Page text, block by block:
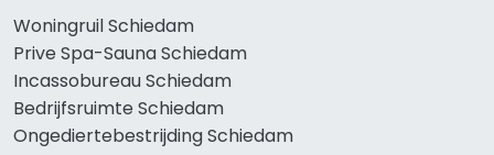
Woningruil Schiedam
Prive Spa-Sauna Schiedam
Incassobureau Schiedam
Bedrijfsruimte Schiedam
Ongediertebestrijding Schiedam